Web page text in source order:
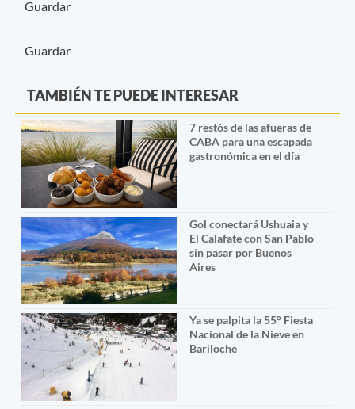
Guardar
Guardar
TAMBIÉN TE PUEDE INTERESAR
7 restós de las afueras de
CABA para una escapada
gastronómica en el día
Gol conectará Ushuaia y
El Calafate con San Pablo
sin pasar por Buenos
Aires
Ya se palpita la 55° Fiesta
Nacional de la Nieve en
Bariloche